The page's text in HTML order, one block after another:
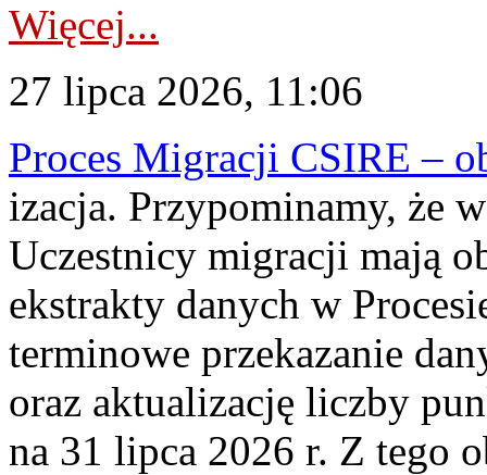
Więcej...
27 lipca 2026, 11:06
Proces Migracji CSIRE –
izacja. Przypominamy, że
Uczestnicy migracji mają
ekstrakty danych w
terminowe przekazanie
oraz aktualizację liczby
na 31 lipca 2026 r. Z tego